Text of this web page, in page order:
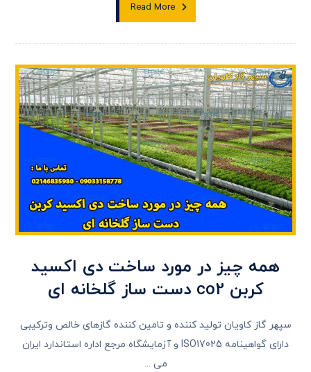
Read More
همه چیز در مورد ساخت دی اکسید
کربن co2 دست ساز گلخانه ای
سپهر گاز کاویان تولید کننده و تامین کننده گازهای خالص وترکیبی
دارای گواهینامه ISO17025 و آزمایشگاه مرجع اداره استاندارد ایران
می ...